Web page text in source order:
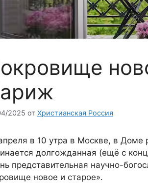
2025 от Христианская Россия
в 10 утра в Москве, в
долгожданная (ещё с
представительная научно-
новое и старое».